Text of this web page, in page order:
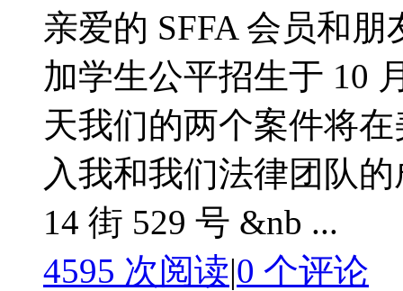
亲爱的 SFFA 会员和
加学生公平招生于 10
天我们的两个案件将
入我和我们法律团队
14 街 529 号 &nb ...
4595 次阅读|0 个评论